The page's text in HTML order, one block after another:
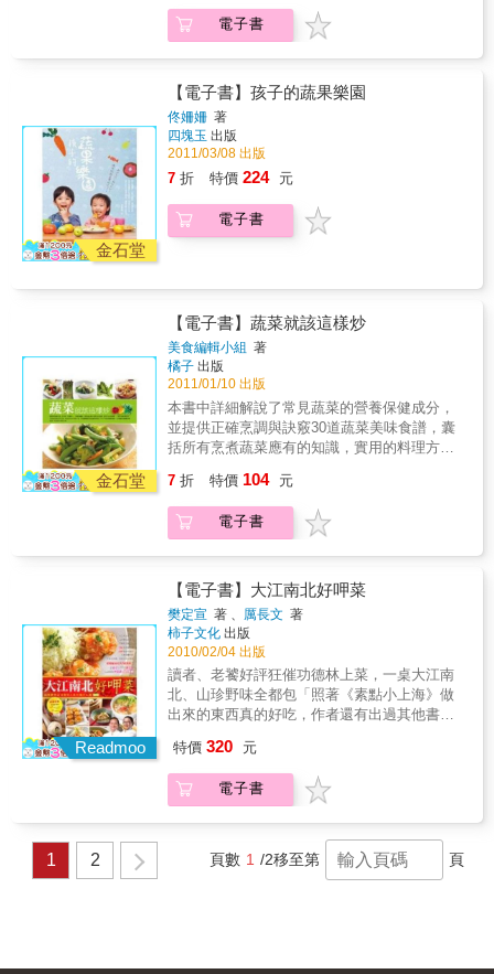
餐；用蔬菜或海苔包則是一道清爽小菜；夾大
亨堡就是吃飽吃巧的中餐！◆ 可以吃到滿足果
肉感的【馬鈴薯厚片】，想吃日式的就碳烤一
下佐柚子味噌；想吃下飯的，就蒸熟後鋪上炒
得香香的豆酥；想吃零食時，切薄一點再烤，
就有洋芋片酥脆的口感。◆ 想不到要怎麼料理
就切成【馬鈴薯丁】吧！加杏仁粉和紅豆可變
出幸福甜點；拌成一份馬鈴薯沙拉，填大亨
飽、夾吐司、夾漢堡都OK；和香菇丁、蒟蒻丁
和地瓜粉揉成小丸子再裹上白米拿去蒸，就是
珍珠洋芋丸！◆ 可塑性超強的【馬鈴薯泥】混
進麵糊裡可以做麵包、做馬芬；填入小塔皮裡
塊】，和迷迭香一起泡橄欖油後再烤過，佐咖
哩椒鹽吃，比炸薯條更美味；和蔬菜、薑黃粉
和馬沙拉綜合香料一起拌抄，就變成印度風的
馬鈴薯咖哩！◆ 馬鈴薯切塊切絲切丁都懶的
你，就【整顆馬鈴薯】直接料理吧！先蒸熟，
剖開填入餡料鋪上乳酪絲，再送烤箱烤，就是
夜市美味──「起司烤馬鈴薯」的懶人變化版。
持蘭姆一貫的「美食任性法則」，帶給大家簡
鬆隨性的懶人做法、健康少油的營養搭配、好
用詳細的步驟圖解，持續帶你一起「能一個動
作完成就絕不會多動一根手指頭」料理馬鈴
薯！多點玩心、少點繁複細節，馬鈴薯讓料理
新手有成就感，讓獨身貴族可以愜意享受美
味，讓家庭煮婦（夫）能和家人分享美食，讓
做菜不再只是每天的例行公事！本書特色◎
【馬鈴薯控必知、省錢料理必備、老喊著沒時
間煮飯做菜的人必讀】→將健康、平價且容易
購得的馬鈴薯，輕鬆、簡單地變身為時尚、美
味的懶人料理。→薯塊、薯條、洋芋絲、洋芋
丁到薯泥，有的甚至帶皮料理；蒸、煮、烤、
滷、煎、炒、燉、涼拌……，馬鈴薯完整運用
示範不浪費。→只要簡單的器具、簡短的時間
就能完成平價又好吃的料理。不論是辛苦上班
婦，都能成為懶人界的特級廚師，做出自己吃
了都會感動流淚的美味料理！◎ 【超值划算：
內容豐富變化多，一本食譜抵多本】→50道馬
質蛋白質等；而且──脂肪含量僅0.1%，只要不
下油鍋狠炸，還是熱量超低的減肥聖品！從飽
足主食、下飯好菜、爽口輕食、懶人涼拌，到
要30元上菜還是10分鐘搞定，不論是小孩帶便
當、招待親朋好友，或是犒賞自己吃頓豪華
的，馬鈴薯在手，都可以辦得到！馬鈴薯有這
麼多迷人之處，也難怪蘭姆會想天天吃、餐餐
吃、連點心時間都想吃……這下子問題來了，
膩，蘭姆身邊的人也會膩，那麼，要怎麼吃才
不會讓身邊的人發現自己其實天天都在吃馬鈴
美味輕食；用蛋餅皮或潤餅皮捲可以當營養早
餐；用蔬菜或海苔包則是一道清爽小菜；夾大
亨堡就是吃飽吃巧的中餐！◆ 可以吃到滿足果
肉感的【馬鈴薯厚片】，想吃日式的就碳烤一
下佐柚子味噌；想吃下飯的，就蒸熟後鋪上炒
得香香的豆酥；想吃零食時，切薄一點再烤，
就有洋芋片酥脆的口感。◆ 想不到要怎麼料理
就切成【馬鈴薯丁】吧！加杏仁粉和紅豆可變
出幸福甜點；拌成一份馬鈴薯沙拉，填大亨
飽、夾吐司、夾漢堡都OK；和香菇丁、蒟蒻丁
珍珠洋芋丸！◆ 可塑性超強的【馬鈴薯泥】混
進麵糊裡可以做麵包、做馬芬；填入小塔皮裡
再烤一烤就是小巧可愛的馬鈴薯泥塔；想要展
吉（馬鈴薯雞塊）。◆ 大家都愛的【馬鈴薯
塊】，和迷迭香一起泡橄欖油後再烤過，佐咖
哩椒鹽吃，比炸薯條更美味；和蔬菜、薑黃粉
和馬沙拉綜合香料一起拌抄，就變成印度風的
馬鈴薯咖哩！◆ 馬鈴薯切塊切絲切丁都懶的
你，就【整顆馬鈴薯】直接料理吧！先蒸熟，
剖開填入餡料鋪上乳酪絲，再送烤箱烤，就是
《低卡少油省荷包！懶人料理馬鈴薯365變》維
持蘭姆一貫的「美食任性法則」，帶給大家簡
單、乾脆和自由變化的各式馬鈴薯菜單，用輕
鬆隨性的懶人做法、健康少油的營養搭配、好
作完成就絕不會多動一根手指頭」料理馬鈴
薯！多點玩心、少點繁複細節，馬鈴薯讓料理
間煮飯做菜的人必讀】→將健康、平價且容易
往上沒往下，但荷包總是沒增反減，許多人常
抱怨一張千元鈔票到市場採買，沒買到多少食
省錢，亦能烹調出一桌色香味俱全、營養滿滿
的菜餚。你是否曾發現本來計劃好好與家人享
受飯菜香，而準備開始烹調時，才發現剛買回
來的蔬菜還沒用就已經發黃、腐爛了，不僅佔
用冰箱空間而且傷了荷包。為了幫忙碌工作或
單身，無法天天下廚者解決蔬菜買了用不完的
煩惱。於是本書挑選了20種適合久放的蔬菜來
變化料理，甚至也能做出不可置信的簡易點
麗菜、白菜、洋蔥、蕃茄、甜椒、青椒、西洋
書特色1. 步驟圖教學，深入淺出描述烹調技
巧。2. 提早採買，不擔心颱風天菜價上漲。3.
一家之煮、單身貴族、頂客族、窮學生都需要
的節約料理書。4. 每天變化新菜色，滿足全家
大小的胃口，吃得營養又健康。5. 善用鍋具省
時且省力，讓廚房世界變得更有趣！
電子書
金石堂
【電子書】孩子的蔬果樂園
佟姍姍 著
四塊玉 出版
2011/03/08 出版
7 折 特價 224 元
電子書
金石堂
【電子書】蔬菜就該這樣炒
美食編輯小組 著
橘子 出版
2011/01/10 出版
本書中詳細解說了常見蔬菜的營養保健成分，
並提供正確烹調與訣竅30道蔬菜美味食譜，囊
括所有烹煮蔬菜應有的知識，實用的料理方法
7 折 特價 104 元
電子書
Readmoo
【電子書】大江南北好呷菜
樊定宣 著 、 厲長文 著
柿子文化 出版
2010/02/04 出版
讀者、老饕好評狂催功德林上菜，一桌大江南
北、山珍野味全都包「照著《素點小上海》做
出來的東西真的好吃，作者還有出過其他書
啊請問今年到底會不會出？」 自功德林樊
定宣大廚的第一本美味祕笈《素點小上海》出
版以來，因為食譜的成功率和美味度都超級
一刻了……睽別四年，不斷自我進修深造，跑
遍香港、中國各地，融會貫通各家之長的樊定
特價 320 元
電子書
1 2 頁數 1 /2移至第 頁